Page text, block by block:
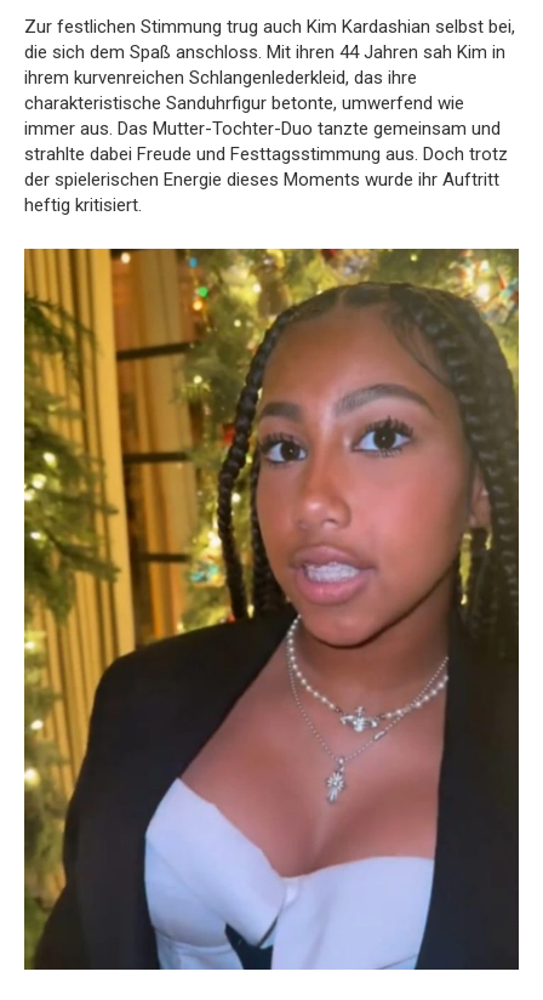
Zur festlichen Stimmung trug auch Kim Kardashian selbst bei,
die sich dem Spaß anschloss. Mit ihren 44 Jahren sah Kim in
ihrem kurvenreichen Schlangenlederkleid, das ihre
charakteristische Sanduhrfigur betonte, umwerfend wie
immer aus. Das Mutter-Tochter-Duo tanzte gemeinsam und
strahlte dabei Freude und Festtagsstimmung aus. Doch trotz
der spielerischen Energie dieses Moments wurde ihr Auftritt
heftig kritisiert.